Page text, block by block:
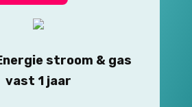
stroom & gas
vast 1 jaar